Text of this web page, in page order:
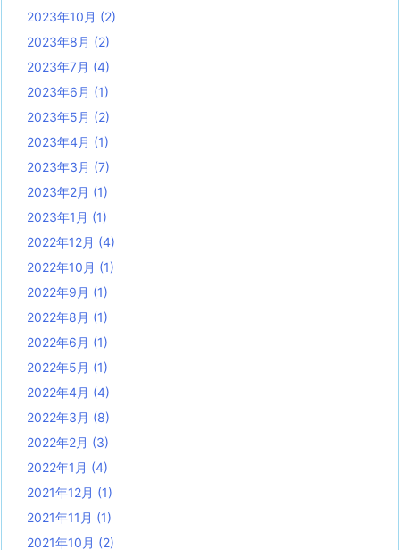
2023年10月 (2)
2023年8月 (2)
2023年7月 (4)
2023年6月 (1)
2023年5月 (2)
2023年4月 (1)
2023年3月 (7)
2023年2月 (1)
2023年1月 (1)
2022年12月 (4)
2022年10月 (1)
2022年9月 (1)
2022年8月 (1)
2022年6月 (1)
2022年5月 (1)
2022年4月 (4)
2022年3月 (8)
2022年2月 (3)
2022年1月 (4)
2021年12月 (1)
2021年11月 (1)
2021年10月 (2)